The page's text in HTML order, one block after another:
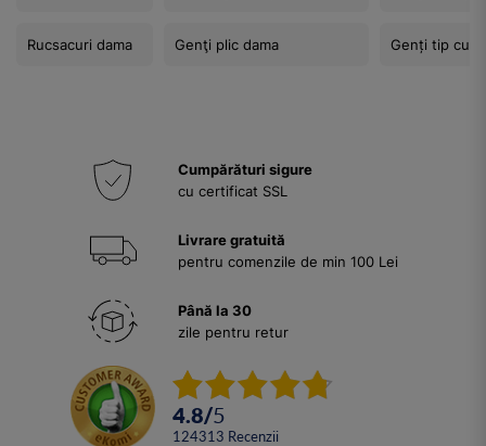
Rucsacuri dama Genţi plic dama Genți tip
Cumpărături sigure
cu certificat SSL
Livrare gratuită
pentru comenzile de min 100 Lei
Până la 30
zile pentru retur
4.8/5
124313 Recenzii